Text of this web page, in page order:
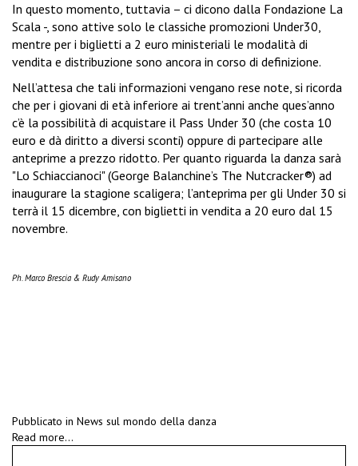
In questo momento, tuttavia – ci dicono dalla Fondazione La
Scala -, sono attive solo le classiche promozioni Under30,
mentre per i biglietti a 2 euro ministeriali le modalità di
vendita e distribuzione sono ancora in corso di definizione.
Nell’attesa che tali informazioni vengano rese note, si ricorda
che per i giovani di età inferiore ai trent’anni anche ques’anno
c’è la possibilità di acquistare il Pass Under 30 (che costa 10
euro e dà diritto a diversi sconti) oppure di partecipare alle
anteprime a prezzo ridotto. Per quanto riguarda la danza sarà
"Lo Schiaccianoci" (George Balanchine’s The Nutcracker®) ad
inaugurare la stagione scaligera; l’anteprima per gli Under 30 si
terrà il 15 dicembre, con biglietti in vendita a 20 euro dal 15
novembre.
Ph. Marco Brescia & Rudy Amisano
Pubblicato in News sul mondo della danza
Read more...